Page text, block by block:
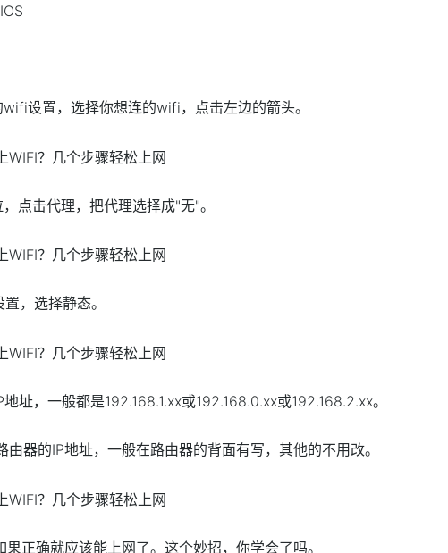
wifi设置，选择你想连的wifi，点击左边的箭头。
点击代理，把代理选择成"无"。
，选择静态。
址，一般都是192.168.1.xx或192.168.0.xx或192.168.2.xx。
由器的IP地址，一般在路由器的背面有写，其他的不用改。
正确就应该能上网了。这个妙招，你学会了吗。